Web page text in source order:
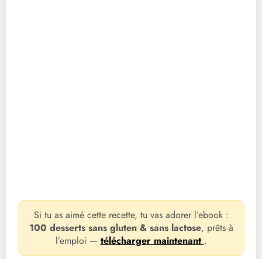
Si tu as aimé cette recette, tu vas adorer l’ebook :
100 desserts sans gluten & sans lactose, prêts à
l’emploi — télécharger maintenant .